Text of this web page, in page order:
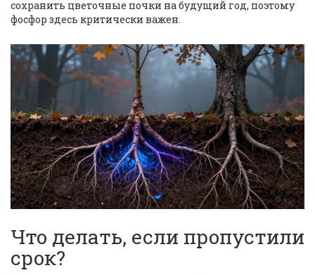
сохранить цветочные почки на будущий год, поэтому
фосфор здесь критически важен.
Что делать, если пропустили
срок?